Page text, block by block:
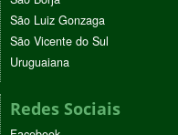
São Luiz Gonzaga
São Vicente do Sul
Uruguaiana
Redes Sociais